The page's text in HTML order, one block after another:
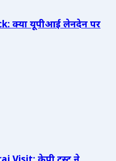
क्या यूपीआई लेनदेन पर